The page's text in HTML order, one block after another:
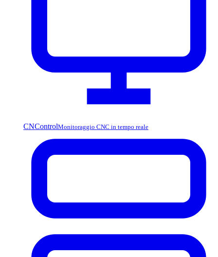
CNControlMonitoraggio CNC in tempo reale